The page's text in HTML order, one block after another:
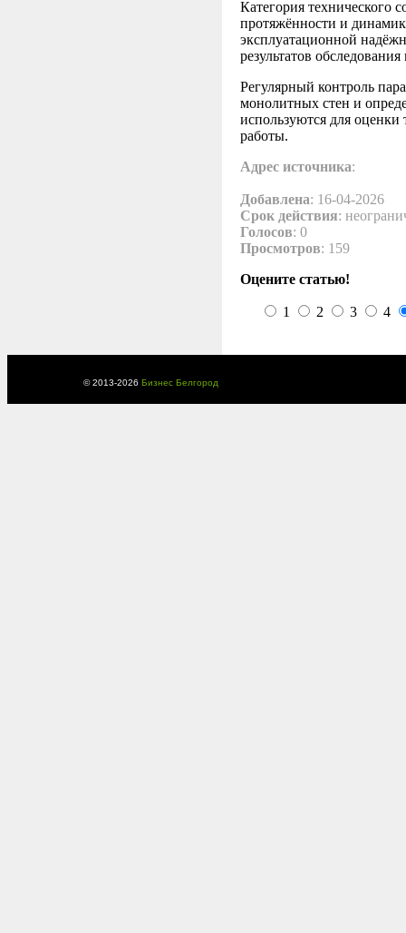
Категория технического
протяжённости и
эксплуатационной
результатов
Регулярный контроль
монолитных стен и
используются для оценки
работы.
Адрес источника:
Добавлена: 16-04-2026
Срок действия:
Голосов: 0
Просмотров: 159
Оцените статью!
1 2 3 4
© 2013-2026 Бизнес Белгород